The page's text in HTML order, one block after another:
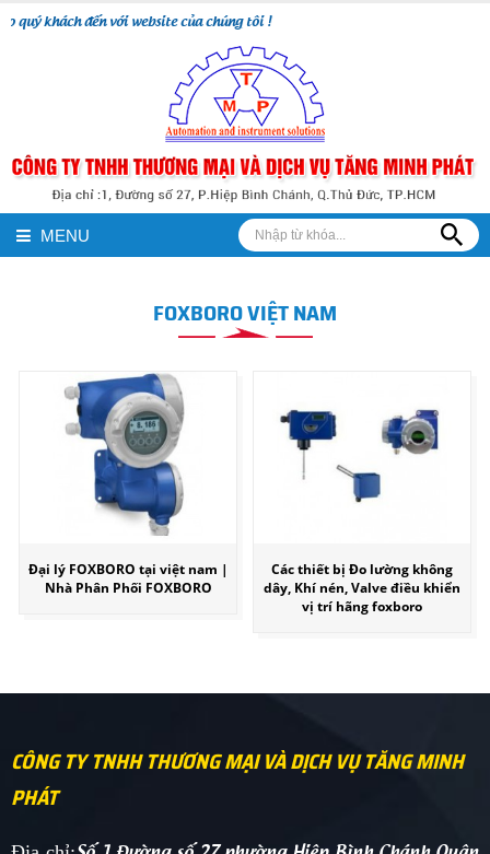
quý khách đến với website của chúng tôi !
MENU
FOXBORO VIỆT NAM
Đại lý FOXBORO tại việt nam |
Nhà Phân Phối FOXBORO
Các thiết bị Đo lường không
dây, Khí nén, Valve điều khiển
vị trí hãng foxboro
CÔNG TY TNHH THƯƠNG MẠI VÀ DỊCH VỤ TĂNG MINH
PHÁT
Số 1,Đường số 27,phường Hiệp Bình Chánh,Quận